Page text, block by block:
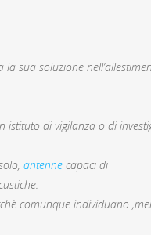
la sua soluzione
istituto di vigilanza o di
antenne capaci di
comunque individuano